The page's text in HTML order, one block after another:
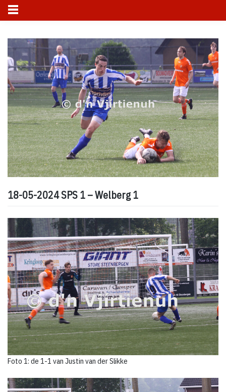
content
18-05-2024 SPS 1 – Welberg 1
Foto 1: de 1-1 van Justin van der Slikke